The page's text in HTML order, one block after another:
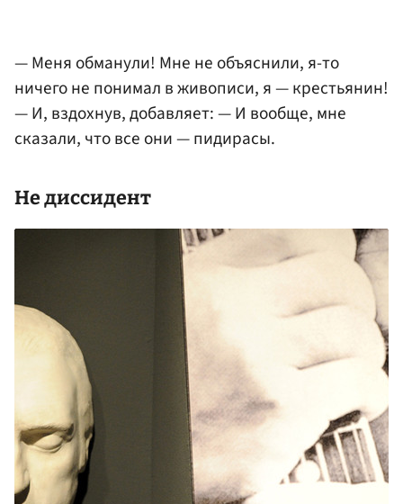
— Меня обманули! Мне не объяснили, я-то
ничего не понимал в живописи, я — крестьянин!
— И, вздохнув, добавляет: — И вообще, мне
сказали, что все они — пидирасы.
Не диссидент